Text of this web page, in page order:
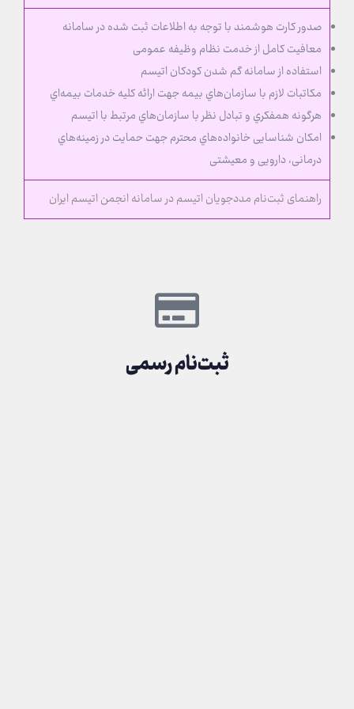
ﺻﺪور ﮐﺎرت ﻫﻮﺷﻤﻨﺪ ﺑﺎ ﺗﻮﺟﻪ ﺑﻪ اﻃﻼﻋﺎت ﺛﺒﺖ ﺷﺪه در ﺳﺎﻣﺎﻧﻪ
ﻣﻌﺎﻓﯿﺖ ﮐﺎﻣﻞ از ﺧﺪﻣﺖ ﻧﻈﺎم وﻇﯿﻔﻪ ﻋﻤﻮﻣﯽ
اﺳﺘﻔﺎده از ﺳﺎﻣﺎﻧﻪ ﮔﻢ ﺷﺪن ﮐﻮدﮐﺎن اﺗﯿﺴﻢ
ﻣﮑﺎﺗﺒﺎت ﻻزم ﺑﺎ ﺳﺎزﻣﺎن‌ﻫﺎي ﺑﯿﻤﻪ ﺟﻬﺖ ارائه ﮐﻠﯿﻪ ﺧﺪﻣﺎت ﺑﯿﻤﻪ‌اي
ﻫﺮﮔﻮﻧﻪ ﻫﻤﻔﮑﺮي و ﺗﺒﺎدل ﻧﻈﺮ ﺑﺎ ﺳﺎزﻣﺎن‌ﻫﺎي ﻣﺮﺗﺒﻂ ﺑﺎ اﺗﯿﺴﻢ
اﻣﮑﺎن ﺷﻨﺎﺳﺎﯾﯽ ﺧﺎﻧﻮاده‌ﻫﺎي ﻣﺤﺘﺮم ﺟﻬﺖ ﺣﻤﺎﯾﺖ در زﻣﯿﻨﻪ‌ﻫﺎي
درﻣﺎنی، داروﯾﯽ و ﻣﻌﯿﺸﺘﯽ
راهنمای ﺛﺒﺖ‌ﻧﺎم ﻣﺪدﺟﻮﯾﺎن اﺗﯿﺴﻢ در ﺳﺎﻣﺎﻧﻪ انجمن اتیسم ایران
ثبت‌نام رسمی